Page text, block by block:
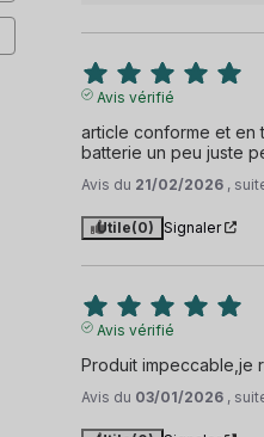
Avis vérifié
article conforme et en
batterie un peu juste
Avis du 21/02/2026 ,
Utile(0) Signaler
Avis vérifié
Produit impeccable,je
Avis du 03/01/2026 ,